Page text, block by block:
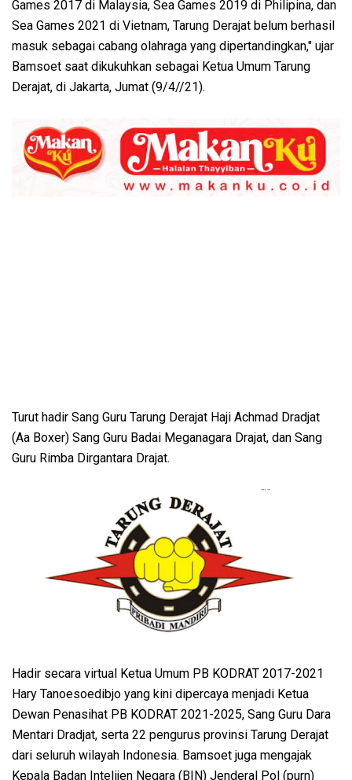
Games 2017 di Malaysia, Sea Games 2019 di Philipina, dan
Sea Games 2021 di Vietnam, Tarung Derajat belum berhasil
masuk sebagai cabang olahraga yang dipertandingkan," ujar
Bamsoet saat dikukuhkan sebagai Ketua Umum Tarung
Derajat, di Jakarta, Jumat (9/4//21).
Turut hadir Sang Guru Tarung Derajat Haji Achmad Dradjat
(Aa Boxer) Sang Guru Badai Meganagara Drajat, dan Sang
Guru Rimba Dirgantara Drajat.
Hadir secara virtual Ketua Umum PB KODRAT 2017-2021
Hary Tanoesoedibjo yang kini dipercaya menjadi Ketua
Dewan Penasihat PB KODRAT 2021-2025, Sang Guru Dara
Mentari Dradjat, serta 22 pengurus provinsi Tarung Derajat
dari seluruh wilayah Indonesia. Bamsoet juga mengajak
Kepala Badan Intelijen Negara (BIN) Jenderal Pol (purn)